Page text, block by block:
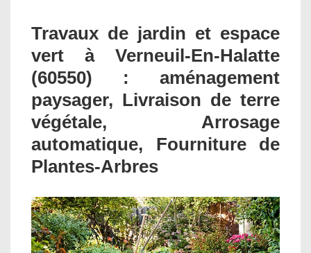
Travaux de jardin et espace
vert à Verneuil-En-Halatte
(60550) : aménagement
paysager, Livraison de terre
végétale, Arrosage
automatique, Fourniture de
Plantes-Arbres